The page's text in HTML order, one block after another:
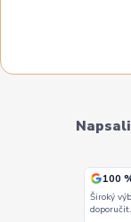
100
Široký
doporučit.